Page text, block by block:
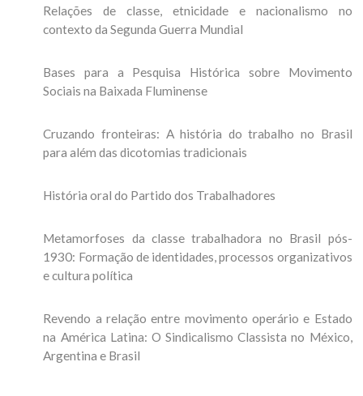
Relações de classe, etnicidade e nacionalismo no
contexto da Segunda Guerra Mundial
Bases para a Pesquisa Histórica sobre Movimento
Sociais na Baixada Fluminense
Cruzando fronteiras: A história do trabalho no Brasil
para além das dicotomias tradicionais
História oral do Partido dos Trabalhadores
Metamorfoses da classe trabalhadora no Brasil pós-
1930: Formação de identidades, processos organizativos
e cultura política
Revendo a relação entre movimento operário e Estado
na América Latina: O Sindicalismo Classista no México,
Argentina e Brasil